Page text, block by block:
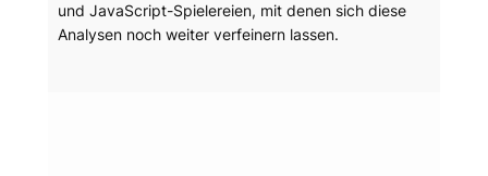
und JavaScript-Spielereien, mit denen sich diese
Analysen noch weiter verfeinern lassen.